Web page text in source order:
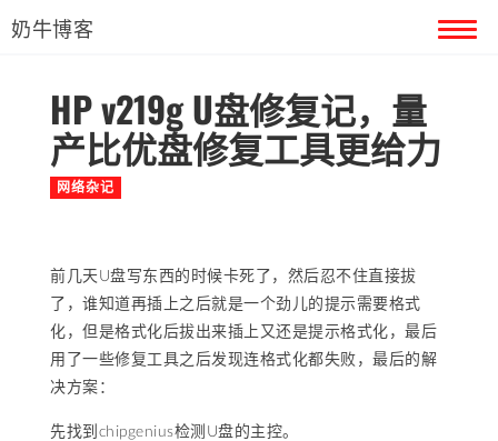
奶牛博客
首页
留言本
HP v219g U盘修复记，量
产比优盘修复工具更给力
网络杂记
前几天U盘写东西的时候卡死了，然后忍不住直接拔
了，谁知道再插上之后就是一个劲儿的提示需要格式
化，但是格式化后拔出来插上又还是提示格式化，最后
用了一些修复工具之后发现连格式化都失败，最后的解
决方案：
先找到chipgenius检测U盘的主控。